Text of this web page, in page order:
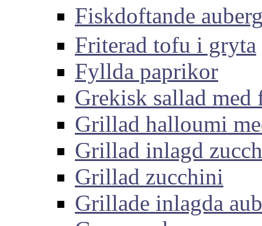
Fiskdoftande
Friterad tofu i gryta
Fyllda paprikor
Grekisk sallad med
Grillad halloumi
Grillad inlagd
Grillad zucchini
Grillade inlagda